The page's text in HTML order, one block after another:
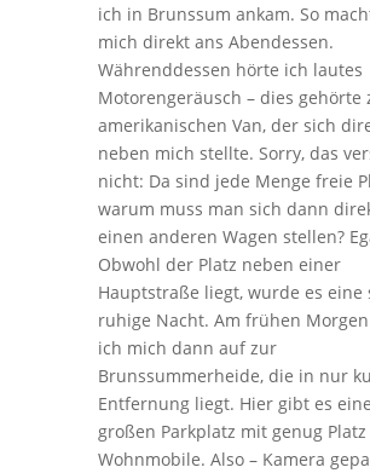
ich in Brunssum ankam. So
mich direkt ans Abendessen.
Währenddessen hörte ich lautes
Motorengeräusch – dies gehörte
amerikanischen Van, der sich
neben mich stellte. Sorry, das
nicht: Da sind jede Menge freie
warum muss man sich dann
einen anderen Wagen stellen?
Obwohl der Platz neben einer
Hauptstraße liegt, wurde es eine
ruhige Nacht. Am frühen
ich mich dann auf zur
Brunssummerheide, die in nur
Entfernung liegt. Hier gibt es
großen Parkplatz mit genug
Wohnmobile. Also – Kamera